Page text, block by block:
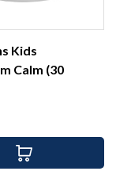
Kids
Calm (30